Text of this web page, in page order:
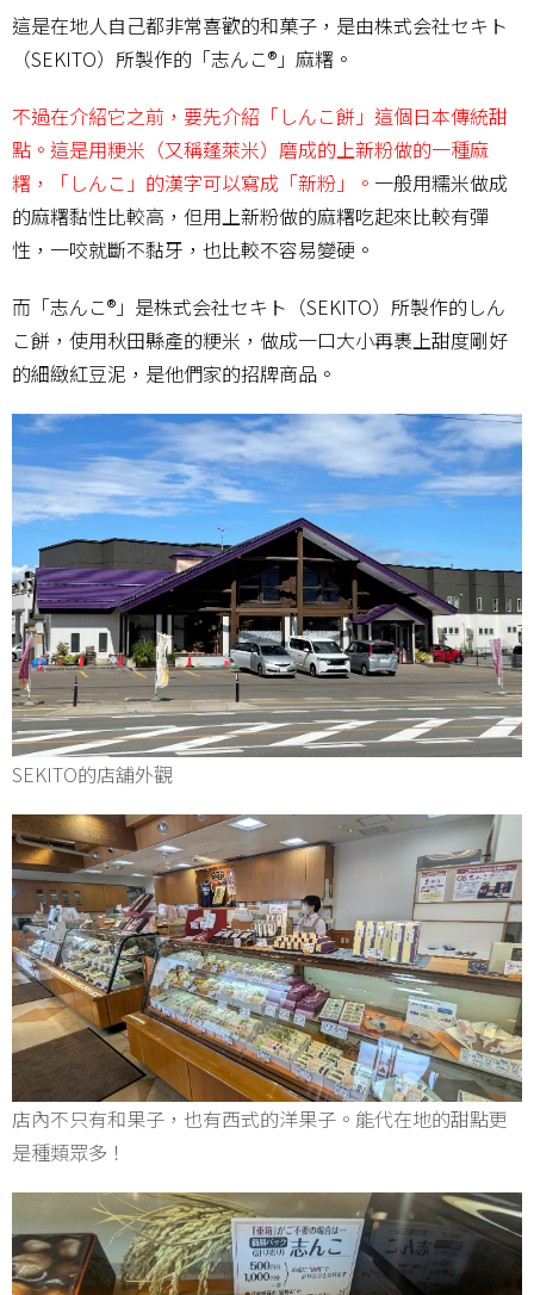
這是在地人自己都非常喜歡的和菓子，是由株式会社セキト
（SEKITO）所製作的「志んこ®」麻糬。
不過在介紹它之前，要先介紹「しんこ餅」這個日本傳統甜
點。這是用粳米（又稱蓬萊米）磨成的上新粉做的一種麻
糬，「しんこ」的漢字可以寫成「新粉」。 一般用糯米做成
的麻糬黏性比較高，但用上新粉做的麻糬吃起來比較有彈
性，一咬就斷不黏牙，也比較不容易變硬。
而「志んこ®」是株式会社セキト（SEKITO）所製作的しん
こ餅，使用秋田縣產的粳米，做成一口大小再裹上甜度剛好
的細緻紅豆泥，是他們家的招牌商品。
SEKITO的店舖外觀
店內不只有和果子，也有西式的洋果子。能代在地的甜點更
是種類眾多！